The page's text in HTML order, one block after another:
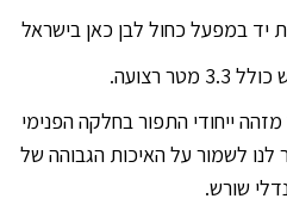
יד במפעל כחול לבן כאן בישראל
רצועה.
ייחודי התפור בחלקה הפנימי
לשמור על האיכות הגבוהה של
שורש.